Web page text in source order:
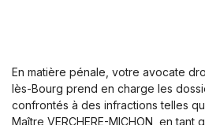
En matière pénale, votre avocate
lès-Bourg prend en charge les
confrontés à des infractions telles
Maître VERCHERE-MICHON, en tant